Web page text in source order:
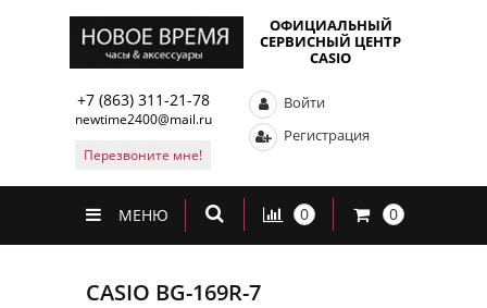
ОФИЦИАЛЬНЫЙ
СЕРВИСНЫЙ ЦЕНТР
CASIO
+7 (863) 311-21-78
newtime2400@mail.ru
Перезвоните мне!
Войти
Регистрация
МЕНЮ 0 0
CASIO BG-169R-7